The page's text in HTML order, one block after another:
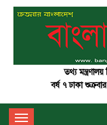
তথ্য
বর্ষ ৭ ঢাকা
Toggle